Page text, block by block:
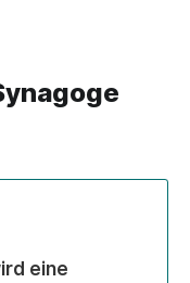
eine